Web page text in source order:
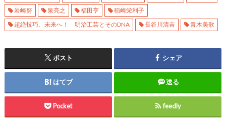
岩崎努
泉亮之 福田亨
稲崎栄利子
超絶技巧、未来へ！ 明治工芸とそのDNA
長谷川清吉 青木美歌
ポスト シェア
はてブ 送る
Pocket feedly